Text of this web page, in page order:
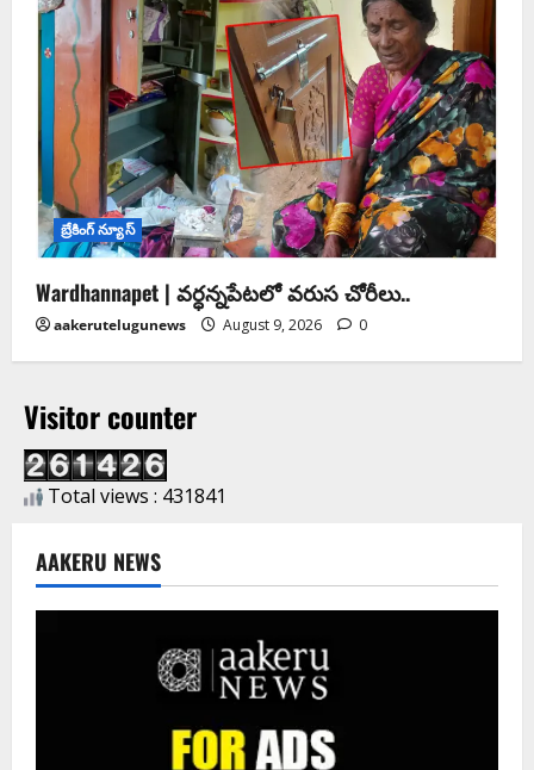
బ్రేకింగ్ న్యూస్
Wardhannapet | వర్ధన్నపేటలో వరుస చోరీలు..
aakerutelugunews August 9, 2026 0
Visitor counter
Total views : 431841
AAKERU NEWS